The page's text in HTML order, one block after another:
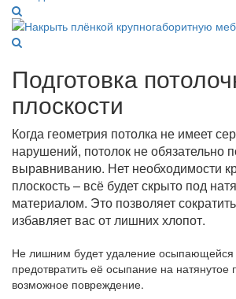
Подготовка
плоскости
Когда геометрия потолка не имеет
нарушений, потолок не обязательно
выравниванию. Нет необходимости
плоскость – всё будет скрыто под
материалом. Это позволяет
избавляет вас от лишних хлопот.
Не лишним будет удаление осыпающейся
предотвратить её осыпание на натянутое
возможное повреждение.